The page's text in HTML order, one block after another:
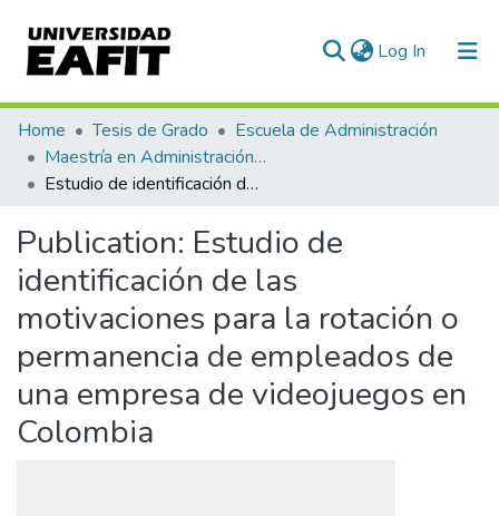
Log In (current)
Communities & Collections
All of DSpace
Home Tesis de Grado
Escuela de Administración
Maestría en Administración - MBA (tesis)
Estudio de identificación de las motivaciones para la rotación o permanencia de empleados de una empresa de videojuegos en Colombia
Publication: Estudio de
identificación de las
motivaciones para la rotación o
permanencia de empleados de
una empresa de videojuegos en
Colombia